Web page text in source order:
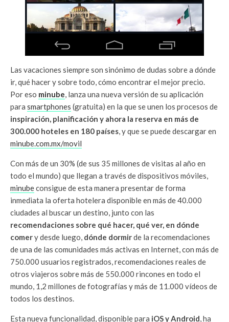
Las vacaciones siempre son sinónimo de dudas sobre a dónde
ir, qué hacer y sobre todo, cómo encontrar el mejor precio.
Por eso minube, lanza una nueva versión de su aplicación
para smartphones (gratuita) en la que se unen los procesos de
inspiración, planificación y ahora la reserva en más de
300.000 hoteles en 180 países, y que se puede descargar en
minube.com.mx/movil
Con más de un 30% (de sus 35 millones de visitas al año en
todo el mundo) que llegan a través de dispositivos móviles,
minubeconsigue de esta manera presentar de forma
inmediata la oferta hotelera disponible en más de 40.000
ciudades al buscar un destino, junto con las
recomendaciones sobre qué hacer, qué ver, en dónde
comery desde luego, dónde dormirde la recomendaciones
de una de las comunidades más activas en Internet, con más de
750.000 usuarios registrados, recomendaciones reales de
otros viajeros sobre más de 550.000 rincones en todo el
mundo, 1,2 millones de fotografías y más de 11.000 vídeos de
todos los destinos.
Esta nueva funcionalidad, disponible para iOS y Android, ha